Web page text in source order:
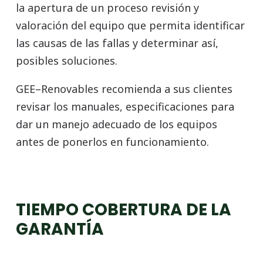
la apertura de un proceso revisión y
valoración del equipo que permita identificar
las causas de las fallas y determinar así,
posibles soluciones.
GEE–Renovables recomienda a sus clientes
revisar los manuales, especificaciones para
dar un manejo adecuado de los equipos
antes de ponerlos en funcionamiento.
TIEMPO COBERTURA DE LA
GARANTÍA